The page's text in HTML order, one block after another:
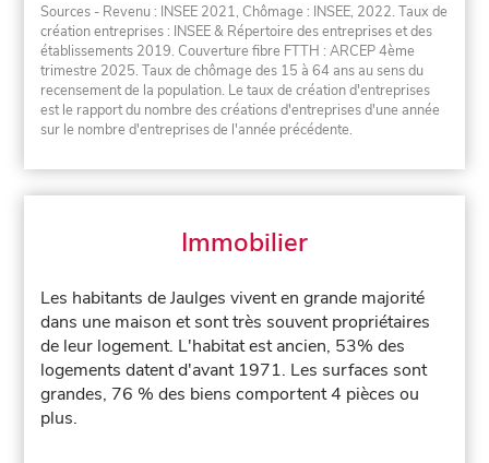
Sources - Revenu : INSEE 2021, Chômage : INSEE, 2022. Taux de
création entreprises : INSEE & Répertoire des entreprises et des
établissements 2019. Couverture fibre FTTH : ARCEP 4ème
trimestre 2025. Taux de chômage des 15 à 64 ans au sens du
recensement de la population. Le taux de création d'entreprises
est le rapport du nombre des créations d'entreprises d'une année
sur le nombre d'entreprises de l'année précédente.
Immobilier
Les habitants de Jaulges vivent en grande majorité
dans une maison et sont très souvent propriétaires
de leur logement. L'habitat est ancien, 53% des
logements datent d'avant 1971. Les surfaces sont
grandes, 76 % des biens comportent 4 pièces ou
plus.